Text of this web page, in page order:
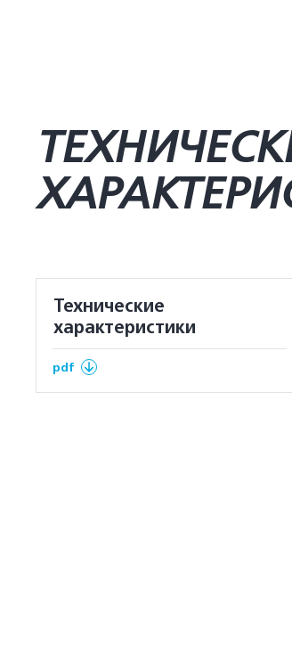
Технические
характеристики
pdf